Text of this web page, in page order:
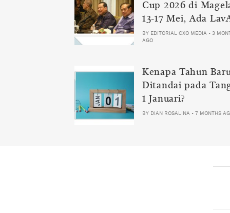
Cup 2026 di
13-17 Mei, Ada
Samator
BY EDITORIAL CXO MEDIA • 3
AGO
Kenapa Tahun
Ditandai pada
1 Januari?
BY DIAN ROSALINA • 7 MONTHS